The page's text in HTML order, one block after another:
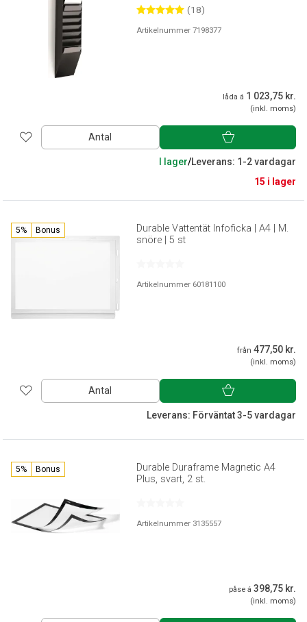
(18)
Artikelnummer 7198377
låda á 1 023,75 kr.
(inkl. moms)
Antal
I lager/Leverans: 1-2 vardagar
15 i lager
5% Bonus
Durable Vattentät Infoficka | A4 | M.
snöre | 5 st
Artikelnummer 60181100
från 477,50 kr.
(inkl. moms)
Antal
Leverans: Förväntat 3-5 vardagar
5% Bonus
Durable Duraframe Magnetic A4
Plus, svart, 2 st.
Artikelnummer 3135557
påse á 398,75 kr.
(inkl. moms)